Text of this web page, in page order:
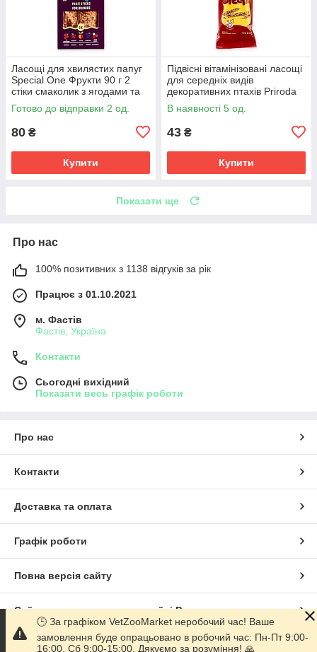
Ласощі для хвилястих папуг
Special One Фрукти 90 г 2
стіки смаколик з ягодами та
вітамінами для птахів
Готово до відправки 2 од.
80 ₴
Купити
Підвісні вітамінізовані ласощі
для середніх видів
декоративних птахів Priroda
Фієста Колосок Мультивітамін
100г
В наявності 5 од.
43 ₴
Купити
Показати ще
Про нас
100% позитивних з 1138 відгуків за рік
Працює з 01.10.2021
м. Фастів
Фастів, Україна
Контакти
Сьогодні вихідний
Показати весь графік роботи
Про нас
Контакти
Доставка та оплата
Графік роботи
Повна версія сайту
Сайт створено на маркетплейсіProm.ua
Політика конфіденційності
🕒 За графіком VetZooMarket неробочий час! Ваше
замовлення буде опрацьовано в робочий час: Пн-Пт 9:00-
16:00, Сб 9:00-15:00. Дякуємо за розуміння! 🙏